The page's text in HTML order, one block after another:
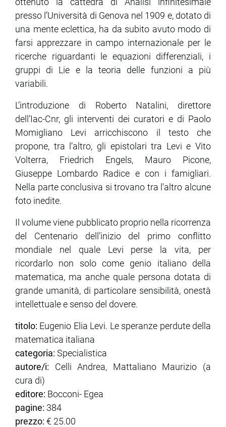
presso l’Università di Genova nel 1909 e, dotato di
una mente eclettica, ha da subito avuto modo di
farsi apprezzare in campo internazionale per le
ricerche riguardanti le equazioni differenziali, i
gruppi di Lie e la teoria delle funzioni a più
variabili.
L’introduzione di Roberto Natalini, direttore
dell’Iac-Cnr, gli interventi dei curatori e di Paolo
Momigliano Levi arricchiscono il testo che
propone, tra l’altro, gli epistolari tra Levi e Vito
Volterra, Friedrich Engels, Mauro Picone,
Giuseppe Lombardo Radice e con i famigliari.
Nella parte conclusiva si trovano tra l'altro alcune
foto inedite.
Il volume viene pubblicato proprio nella ricorrenza
del Centenario dell’inizio del primo conflitto
mondiale nel quale Levi perse la vita, per
ricordarlo non solo come genio italiano della
matematica, ma anche quale persona dotata di
grande umanità, di particolare sensibilità, onestà
intellettuale e senso del dovere.
titolo: Eugenio Elia Levi. Le speranze perdute della
matematica italiana
categoria: Specialistica
autore/i: Celli Andrea, Mattaliano Maurizio (a
cura di)
editore: Bocconi- Egea
pagine: 384
prezzo: € 25.00